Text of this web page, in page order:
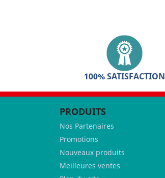
100% SATISFACTION
PRODUITS
Nos Partenaires
Promotions
Nouveaux produits
Meilleures ventes